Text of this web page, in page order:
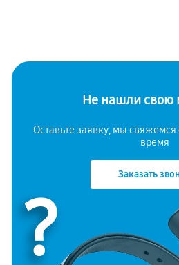
Не нашли свою
Оставьте заявку, мы
время
Заказать
?